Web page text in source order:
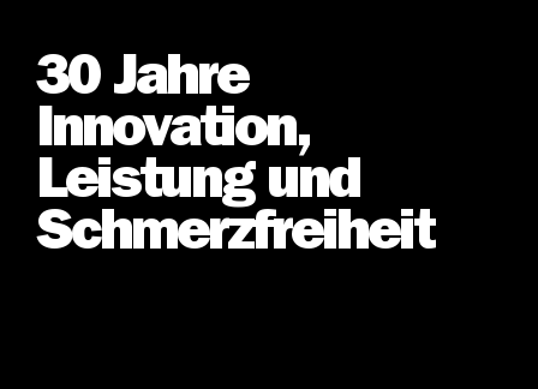
30 Jahre
Innovation,
Leistung und
Schmerz­freiheit